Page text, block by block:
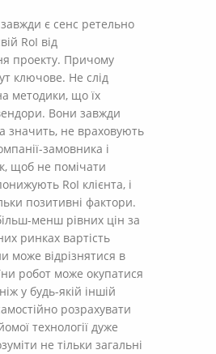
є сенс ретельно
RoI від
проекту. Причому
ключове. Не слід
методики, що їх
Вони завжди
значить, не враховують
замовника і
щоб не помічати
RoI клієнта, і
позитивні фактори.
менш рівних цін за
ринках вартість
може відрізнятися в
робот може окупатися
у будь-якій іншій
розрахувати
технології дуже
не тільки загальні